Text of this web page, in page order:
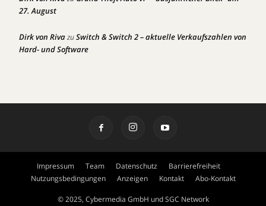
27. August
Dirk von RivazuSwitch & Switch 2 – aktuelle Verkaufszahlen von
Hard- und Software
Impressum Team Datenschutz
Barrierefreiheit
Nutzungsbedingungen
Anzeigen Kontakt Abo-Kontakt
© 2025, Cybermedia GmbH und SGC Network